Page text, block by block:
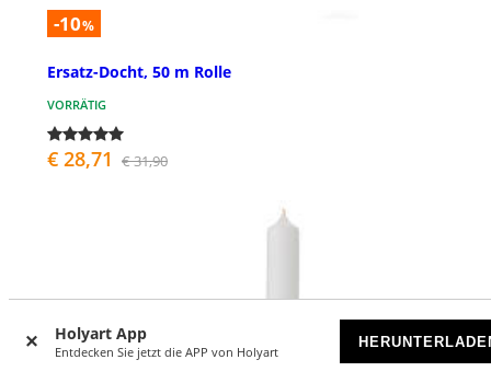
Holyart App
Entdecken Sie jetzt die APP von Holyart
-10%
Ersatz-Docht, 50 m Rolle
VORRÄTIG
€ 28,71 € 31,90